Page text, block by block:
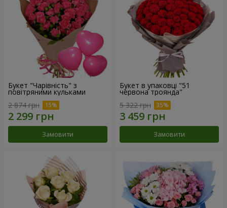
Букет "Чарівність" з
повітряними кульками
2 874 грн
Замовити
Букет в упаковці "51
червона троянда"
5 322 грн
Замовити